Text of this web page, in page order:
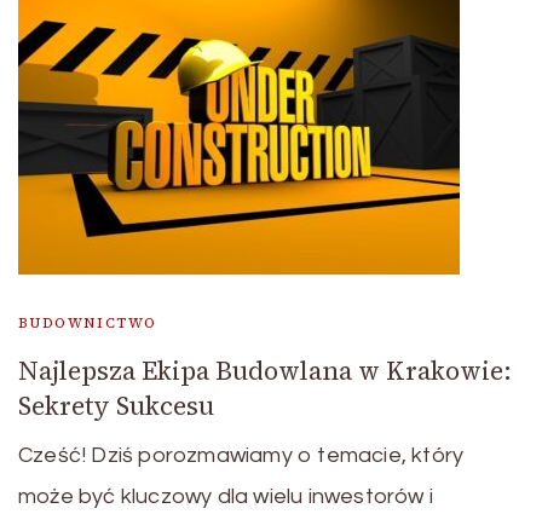
BUDOWNICTWO
Najlepsza Ekipa Budowlana w Krakowie:
Sekrety Sukcesu
Cześć! Dziś porozmawiamy o temacie, który
może być kluczowy dla wielu inwestorów i